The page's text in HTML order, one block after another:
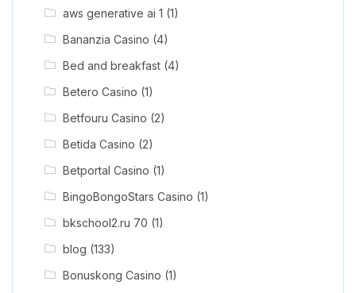
aws generative ai 1 (1)
Bananzia Casino (4)
Bed and breakfast(4)
Betero Casino (1)
Betfouru Casino (2)
Betida Casino (2)
Betportal Casino (1)
BingoBongoStars Casino (1)
bkschool2.ru 70 (1)
blog (133)
Bonuskong Casino (1)